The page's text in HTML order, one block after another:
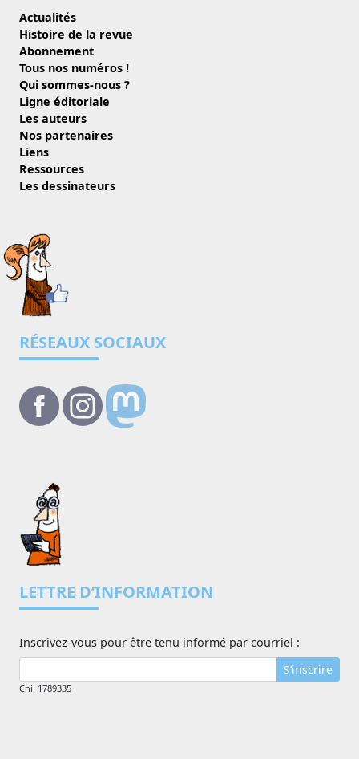
Actualités
Histoire de la revue
Abonnement
Tous nos numéros !
Qui sommes-nous ?
Ligne éditoriale
Les auteurs
Nos partenaires
Liens
Ressources
Les dessinateurs
RÉSEAUX SOCIAUX
LETTRE D’INFORMATION
Inscrivez-vous pour être tenu informé par courriel :
S’inscrire
Cnil 1789335